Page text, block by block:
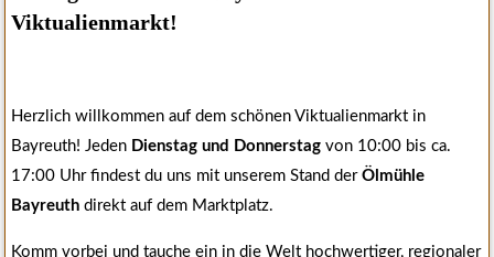
Viktualienmarkt!
Herzlich willkommen auf dem schönen Viktualienmarkt in
Bayreuth! Jeden Dienstag und Donnerstag von 10:00 bis ca.
17:00 Uhr findest du uns mit unserem Stand der Ölmühle
Bayreuth direkt auf dem Marktplatz.
Komm vorbei und tauche ein in die Welt hochwertiger, regionaler